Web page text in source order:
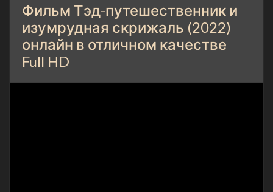
Фильм Тэд-путешественник и
изумрудная скрижаль (2022)
онлайн в отличном качестве
Full HD